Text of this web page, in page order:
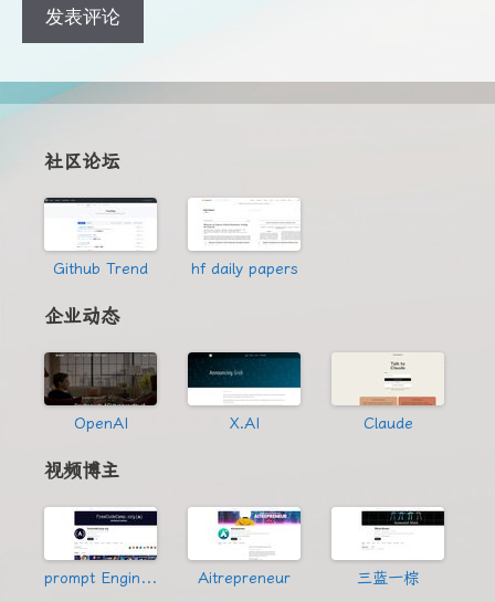
社区论坛
Github Trend hf daily papers
企业动态
OpenAI X.AI Claude
视频博主
prompt Engineering Aitrepreneur 三蓝一棕